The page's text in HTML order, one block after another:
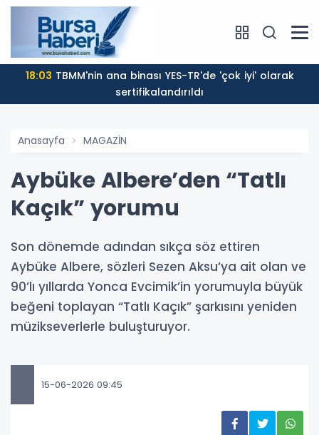
18:03
sertifikalandırıldı
Anasayfa MAGAZİN
Aybüke Albere’den “Tatlı
Kaçık” yorumu
Son dönemde adından sıkça söz ettiren
Aybüke Albere, sözleri Sezen Aksu’ya ait olan ve
90’lı yıllarda Yonca Evcimik’in yorumuyla büyük
beğeni toplayan “Tatlı Kaçık” şarkısını yeniden
müzikseverlerle buluşturuyor.
15-06-2026 09:45